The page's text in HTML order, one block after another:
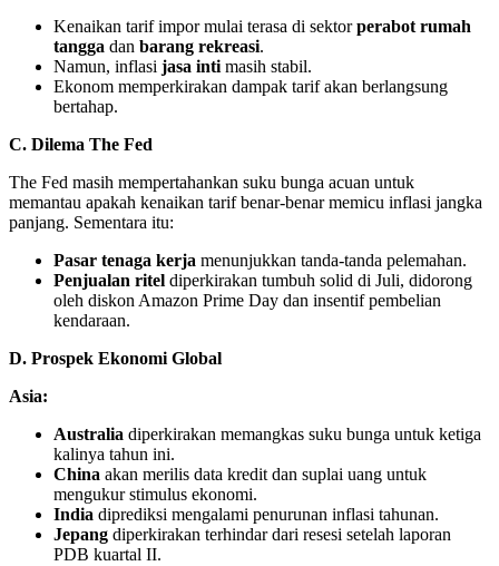
Kenaikan tarif impor mulai terasa di sektorperabot rumah
tangga dan barang rekreasi.
Namun, inflasi jasa intimasih stabil.
Ekonom memperkirakan dampak tarif akan berlangsung
bertahap.
C. Dilema The Fed
The Fed masih mempertahankan suku bunga acuan untuk
memantau apakah kenaikan tarif benar-benar memicu inflasi jangka
panjang. Sementara itu:
Pasar tenaga kerja menunjukkan tanda-tanda pelemahan.
Penjualan ritel diperkirakan tumbuh solid di Juli, didorong
oleh diskon Amazon Prime Day dan insentif pembelian
kendaraan.
D. Prospek Ekonomi Global
Asia:
Australia diperkirakan memangkas suku bunga untuk ketiga
kalinya tahun ini.
China akan merilis data kredit dan suplai uang untuk
mengukur stimulus ekonomi.
India diprediksi mengalami penurunan inflasi tahunan.
Jepang diperkirakan terhindar dari resesi setelah laporan
PDB kuartal II.